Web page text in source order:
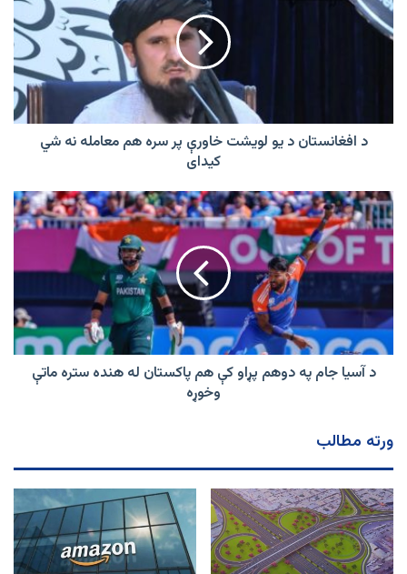
د
یو
لویشت
هم
معامله
کیدای
د افغانستان د یو لویشت خاورې پر سره هم معامله نه شي
کیدای
د
آسیا
جام
دوهم
پړاو
کې
هم
پاکستان
وخوړه
د آسیا جام په دوهم پړاو کې هم پاکستان له هنده ستره ماتې
وخوړه
ورته مطالب